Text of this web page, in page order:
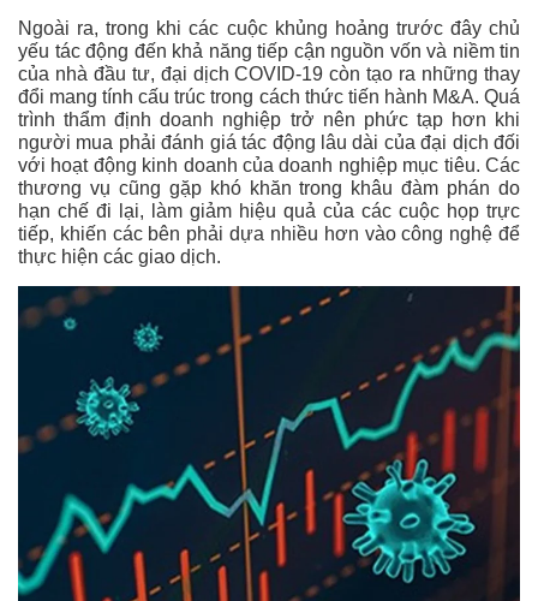
Ngoài ra, trong khi các cuộc khủng hoảng trước đây chủ
yếu tác động đến khả năng tiếp cận nguồn vốn và niềm tin
của nhà đầu tư, đại dịch COVID-19 còn tạo ra những thay
đổi mang tính cấu trúc trong cách thức tiến hành M&A. Quá
trình thẩm định doanh nghiệp trở nên phức tạp hơn khi
người mua phải đánh giá tác động lâu dài của đại dịch đối
với hoạt động kinh doanh của doanh nghiệp mục tiêu. Các
thương vụ cũng gặp khó khăn trong khâu đàm phán do
hạn chế đi lại, làm giảm hiệu quả của các cuộc họp trực
tiếp, khiến các bên phải dựa nhiều hơn vào công nghệ để
thực hiện các giao dịch.